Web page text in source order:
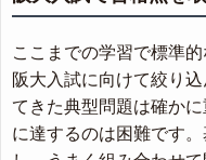
ここまでの学習で標準
阪大入試に向けて絞り
てきた典型問題は確か
に達するのは困難です